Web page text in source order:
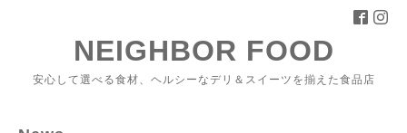
NEIGHBOR FOOD
安心して選べる食材、ヘルシーなデリ＆スイーツを揃えた食品店